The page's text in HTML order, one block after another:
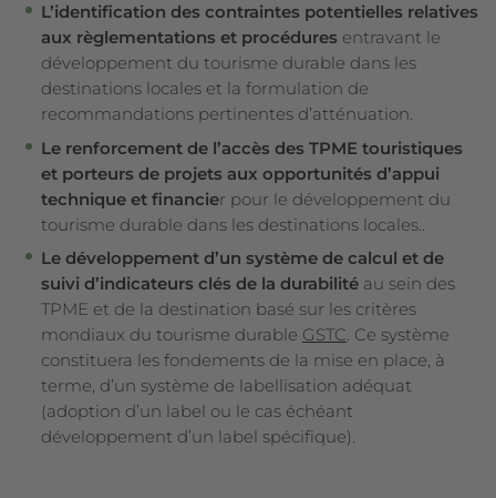
L’identification des contraintes potentielles relatives
aux règlementations et procédures entravant le
développement du tourisme durable dans les
destinations locales et la formulation de
recommandations pertinentes d’atténuation.
Le renforcement de l’accès des TPME touristiques
et porteurs de projets aux opportunités d’appui
technique et financier pour le développement du
tourisme durable dans les destinations locales..
Le développement d’un système de calcul et de
suivi d’indicateurs clés de la durabilité au sein des
TPME et de la destination basé sur les critères
mondiaux du tourisme durable GSTC. Ce système
constituera les fondements de la mise en place, à
terme, d’un système de labellisation adéquat
(adoption d’un label ou le cas échéant
développement d’un label spécifique).